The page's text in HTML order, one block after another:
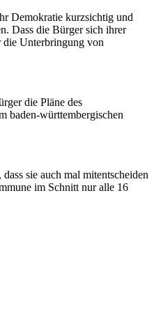
Demokratie kurzsichtig und
Dass die Bürger sich ihrer
die Unterbringung von
die Pläne des
baden-württembergischen
sie auch mal mitentscheiden
im Schnitt nur alle 16